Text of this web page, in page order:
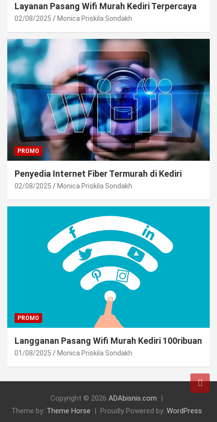
Layanan Pasang Wifi Murah Kediri Terpercaya
02/08/2025 Monica Priskila Sondakh
PROMO
Penyedia Internet Fiber Termurah di Kediri
02/08/2025 Monica Priskila Sondakh
PROMO
Langganan Pasang Wifi Murah Kediri 100ribuan
01/08/2025 Monica Priskila Sondakh
Copyright © 2026 ADAbisnis.com
Theme by: Theme Horse Proudly Powered by: WordPress